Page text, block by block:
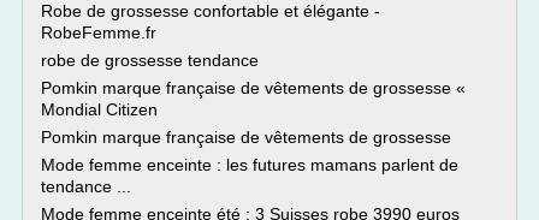
Robe de grossesse confortable et élégante -
RobeFemme.fr
robe de grossesse tendance
Pomkin marque française de vêtements de grossesse «
Mondial Citizen
Pomkin marque française de vêtements de grossesse
Mode femme enceinte : les futures mamans parlent de
tendance ...
Mode femme enceinte été : 3 Suisses robe 3990 euros